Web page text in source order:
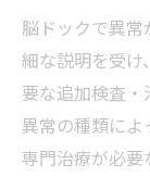
脳ドックで異
細な説明を受
要な追加検査・
異常の種類に
専門治療が必